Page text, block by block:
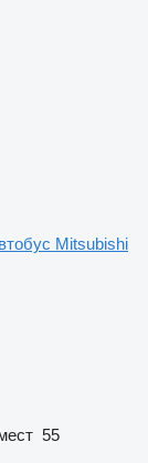
Mitsubishi
55